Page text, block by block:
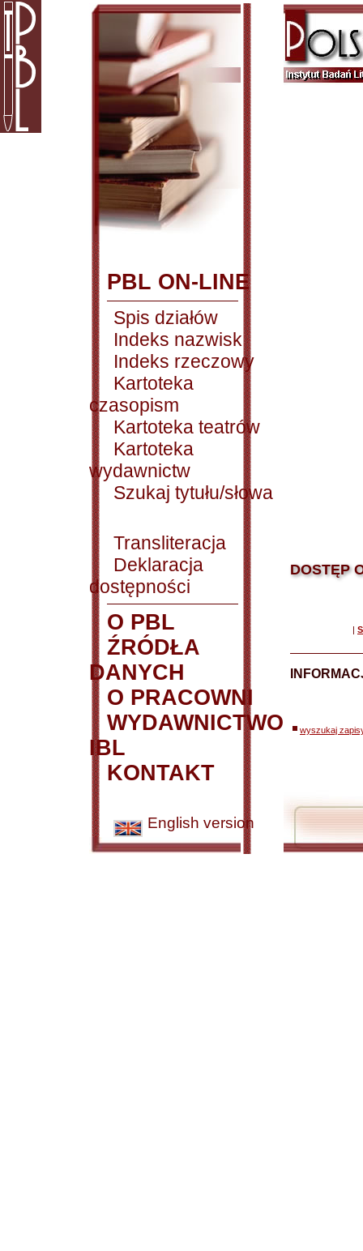
PBL ON-LINE
Spis działów
Indeks nazwisk
Indeks rzeczowy
Kartoteka
czasopism
Kartoteka teatrów
Kartoteka
wydawnictw
Szukaj tytułu/słowa
Transliteracja
Deklaracja
dostępności
O PBL
ŹRÓDŁA
DANYCH
O PRACOWNI
WYDAWNICTWO
IBL
KONTAKT
English version
DOSTĘP
|
wyszukaj